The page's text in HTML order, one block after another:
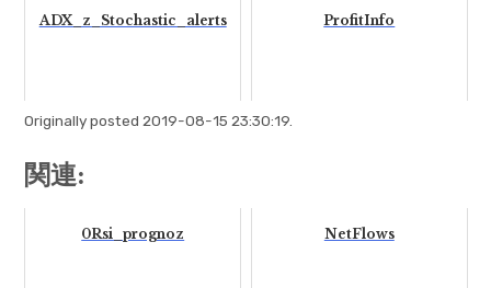
ADX_z_Stochastic_alerts ProfitInfo
Originally posted 2019-08-15 23:30:19.
関連:
0Rsi_prognoz NetFlows